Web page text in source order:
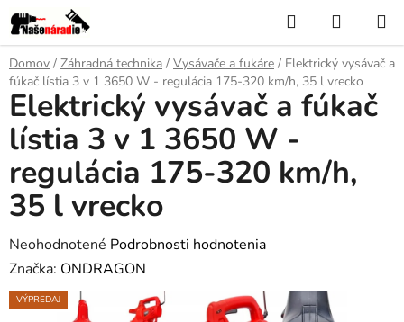
Prejsť
na
obsah
Hľadať
KOŠÍK
Domov / Záhradná technika / Vysávače a fukáre / Elektrický vysávač a
fúkač lístia 3 v 1 3650 W - regulácia 175-320 km/h, 35 l vrecko
Elektrický vysávač a fúkač
lístia 3 v 1 3650 W -
regulácia 175-320 km/h,
35 l vrecko
Priemerné
hodnotenie
produktu
Neohodnotené Podrobnosti hodnotenia
Značka: ONDRAGON
VÝPREDAJ